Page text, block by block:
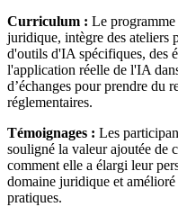
Curriculum : Le
juridique, intègre des ateliers
d'outils d'IA spécifiques, des
l'application réelle de l'IA
d’échanges pour prendre du
réglementaires.
Témoignages : Les
souligné la valeur ajoutée de
comment elle a élargi leur
domaine juridique et
pratiques.